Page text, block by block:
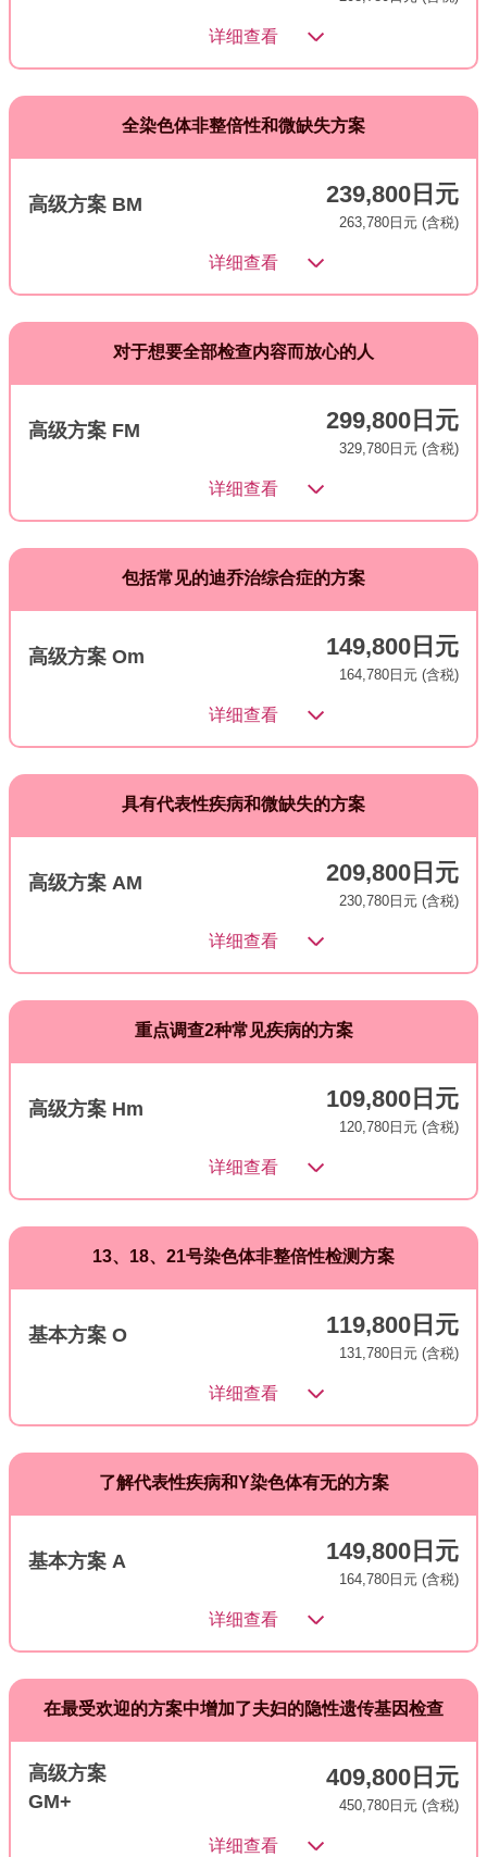
详细查看
全染色体非整倍性和微缺失方案
高级方案 BM 239,800日元
263,780日元 (含税)
详细查看
对于想要全部检查内容而放心的人
高级方案 FM 299,800日元
329,780日元 (含税)
详细查看
包括常见的迪乔治综合症的方案
高级方案 Om 149,800日元
164,780日元 (含税)
详细查看
具有代表性疾病和微缺失的方案
高级方案 AM 209,800日元
230,780日元 (含税)
详细查看
重点调查2种常见疾病的方案
高级方案 Hm 109,800日元
120,780日元 (含税)
详细查看
13、18、21号染色体非整倍性检测方案
基本方案 O 119,800日元
131,780日元 (含税)
详细查看
了解代表性疾病和Y染色体有无的方案
基本方案 A 149,800日元
164,780日元 (含税)
详细查看
在最受欢迎的方案中增加了夫妇的隐性遗传基因检查
高级方案
GM+
409,800日元
450,780日元 (含税)
详细查看